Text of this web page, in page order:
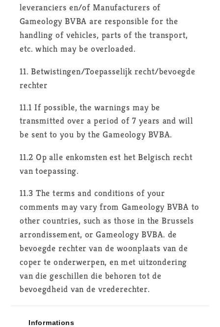
leveranciers en/of Manufacturers of
Gameology BVBA are responsible for the
handling of vehicles, parts of the transport,
etc. which may be overloaded.
11. Betwistingen/Toepasselijk recht/bevoegde
rechter
11.1 If possible, the warnings may be
transmitted over a period of 7 years and will
be sent to you by the Gameology BVBA.
11.2 Op alle enkomsten est het Belgisch recht
van toepassing.
11.3 The terms and conditions of your
comments may vary from Gameology BVBA to
other countries, such as those in the Brussels
arrondissement, or Gameology BVBA. de
bevoegde rechter van de woonplaats van de
coper te onderwerpen, en met uitzondering
van die geschillen die behoren tot de
bevoegdheid van de vrederechter.
Informations